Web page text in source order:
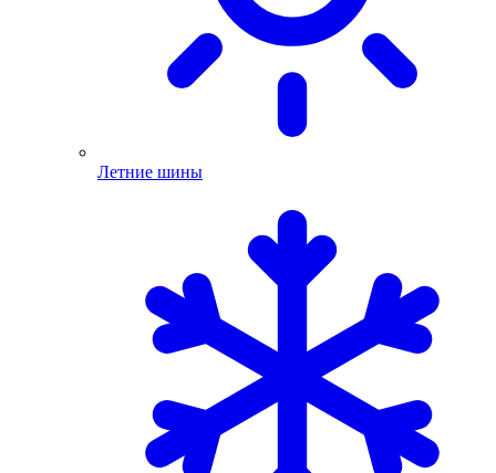
Летние шины